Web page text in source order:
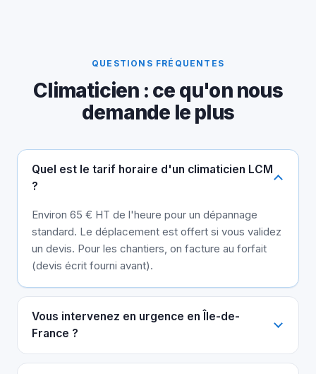
QUESTIONS FRÉQUENTES
Climaticien : ce qu'on nous
demande le plus
Quel est le tarif horaire d'un climaticien LCM
?
Environ 65 € HT de l'heure pour un dépannage
standard. Le déplacement est offert si vous validez
un devis. Pour les chantiers, on facture au forfait
(devis écrit fourni avant).
Vous intervenez en urgence en Île-de-
France ?